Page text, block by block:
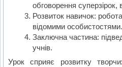
обговорення суперзірок,
Розвиток навичок:
відомими особистостями.
Заключна частина:
учнів.
Урок сприяє розвитку